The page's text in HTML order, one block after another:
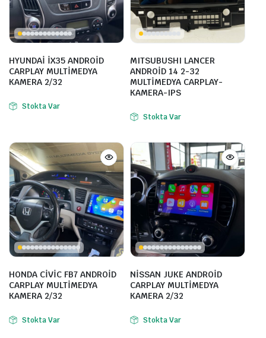
HYUNDAİ İX35 ANDROİD
CARPLAY MULTİMEDYA
KAMERA 2/32
Stokta Var
MITSUBUSHI LANCER
ANDROİD 14 2-32
MULTİMEDYA CARPLAY-
KAMERA-IPS
Stokta Var
HONDA CİVİC FB7 ANDROİD
CARPLAY MULTİMEDYA
KAMERA 2/32
Stokta Var
NİSSAN JUKE ANDROİD
CARPLAY MULTİMEDYA
KAMERA 2/32
Stokta Var